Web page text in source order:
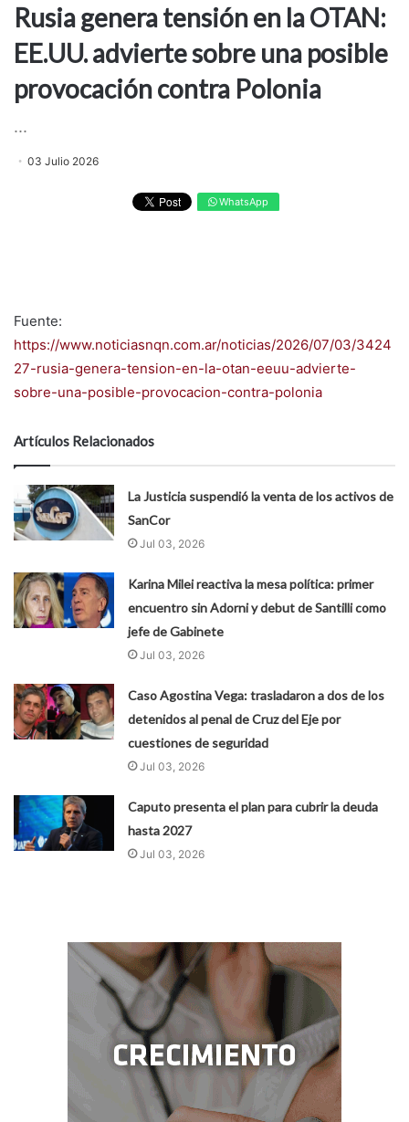
Rusia genera tensión en la OTAN:
EE.UU. advierte sobre una posible
provocación contra Polonia
...
03 Julio 2026
WhatsApp
Fuente:
https://www.noticiasnqn.com.ar/noticias/2026/07/03/3424
27-rusia-genera-tension-en-la-otan-eeuu-advierte-
sobre-una-posible-provocacion-contra-polonia
Artículos Relacionados
La Justicia suspendió la venta de los activos de
SanCor
Jul 03, 2026
Karina Milei reactiva la mesa política: primer
encuentro sin Adorni y debut de Santilli como
jefe de Gabinete
Jul 03, 2026
Caso Agostina Vega: trasladaron a dos de los
detenidos al penal de Cruz del Eje por
cuestiones de seguridad
Jul 03, 2026
Caputo presenta el plan para cubrir la deuda
hasta 2027
Jul 03, 2026